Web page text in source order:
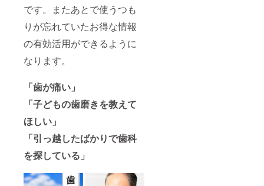
です。またあとで使うつも
りが忘れていたお得な情報
の有効活用ができるように
なります。
「歯が痛い」
「子どもの歯磨きを教えて
ほしい」
「引っ越したばかりで歯科
を探している」